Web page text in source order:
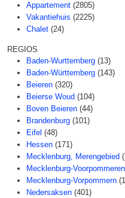
Appartement (2805)
Vakantiehuis (2225)
Chalet (24)
REGIOS
Baden-Wurttemberg (13)
Baden-Württemberg (143)
Beieren (320)
Beierse Woud (104)
Boven Beieren (44)
Brandenburg (101)
Eifel (48)
Hessen (171)
Mecklenburg, Merengebied
Mecklenburg-Voorpommeren
Mecklenburg-Vorpommern
Nedersaksen (401)